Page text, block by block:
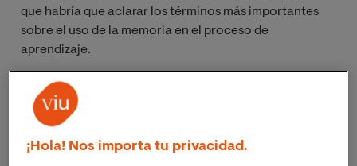
que habría que aclarar los términos más importantes
sobre el uso de la memoria en el proceso de
aprendizaje.
Relación aprendizaje y memoria
Aprendizaje y memoria
son conceptos ensamblados:
el aprendizaje constituye la adquisición de
¡Hola! Nos importa tu privacidad.